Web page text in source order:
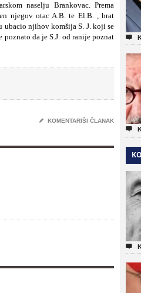
naselju Brankovac. Prema
njegov otac A.B. te El.B. , brat
ubacio njihov komšija S. J. koji se
da je S.J. od ranije poznat
✎ KOMENTARIŠI ČLANAK


